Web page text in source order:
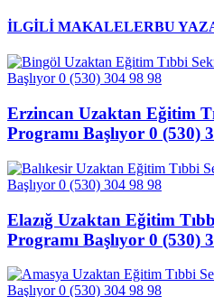
İLGİLİ MAKALELERBU
Erzincan Uzaktan Eğitim
Programı Başlıyor 0 (530)
Elazığ Uzaktan Eğitim
Programı Başlıyor 0 (530)